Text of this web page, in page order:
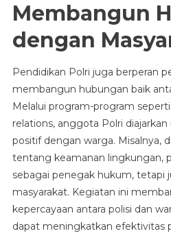
Membangun
dengan
Pendidikan Polri juga berperan
membangun hubungan baik
Melalui program-program
relations, anggota Polri
positif dengan warga. Misalnya,
tentang keamanan lingkungan,
sebagai penegak hukum, tetapi
masyarakat. Kegiatan ini
kepercayaan antara polisi dan
dapat meningkatkan efektivitas